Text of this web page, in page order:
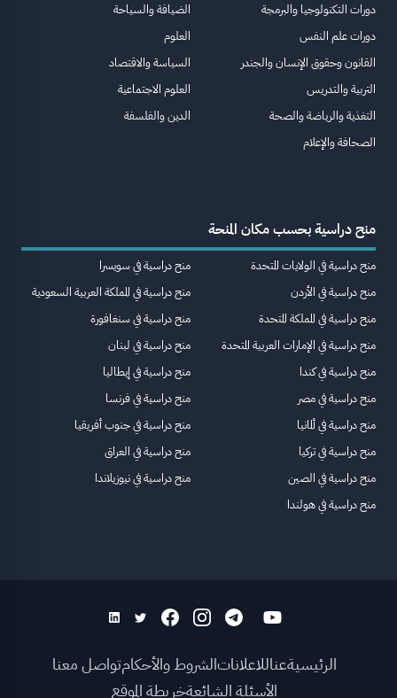
دورات التكنولوجيا والبرمجة
دورات علم النفس
القانون وحقوق الإنسان والجندر
التربية والتدريس
التغذية والرياضة والصحة
الصحافة والإعلام
الضيافة والسياحة
العلوم
السياسة والاقتصاد
العلوم الاجتماعية
الدين والفلسفة
منح دراسية بحسب مكان المنحة
منح دراسية في الولايات المتحدة
منح دراسية في الأردن
منح دراسية في المملكة المتحدة
منح دراسية في الإمارات العربية المتحدة
منح دراسية في كندا
منح دراسية في مصر
منح دراسية في ألمانيا
منح دراسية في تركيا
منح دراسية في الصين
منح دراسية في هولندا
منح دراسية في سويسرا
منح دراسية في المملكة العربية السعودية
منح دراسية في سنغافورة
منح دراسية في لبنان
منح دراسية في إيطاليا
منح دراسية في فرنسا
منح دراسية في جنوب أفريقيا
منح دراسية في العراق
منح دراسية في نيوزيلاندا
الرئيسيةعناللاعلاناتالشروط والأحكامتواصل معنا
الأسئلة الشائعةخريطة الموقع